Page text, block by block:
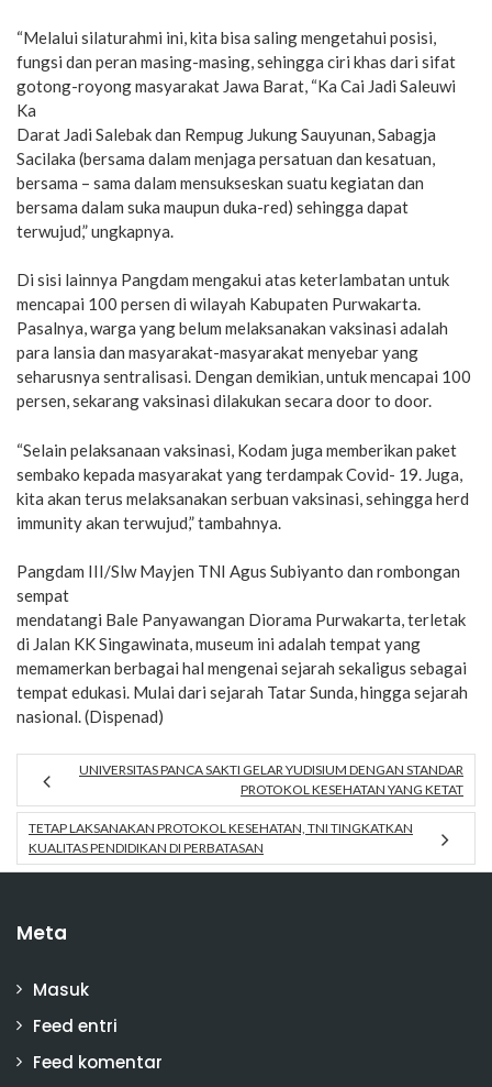
“Melalui silaturahmi ini, kita bisa saling mengetahui posisi,
fungsi dan peran masing-masing, sehingga ciri khas dari sifat
gotong-royong masyarakat Jawa Barat, “Ka Cai Jadi Saleuwi
Ka
Darat Jadi Salebak dan Rempug Jukung Sauyunan, Sabagja
Sacilaka (bersama dalam menjaga persatuan dan kesatuan,
bersama – sama dalam mensukseskan suatu kegiatan dan
bersama dalam suka maupun duka-red) sehingga dapat
terwujud,” ungkapnya.
Di sisi lainnya Pangdam mengakui atas keterlambatan untuk
mencapai 100 persen di wilayah Kabupaten Purwakarta.
Pasalnya, warga yang belum melaksanakan vaksinasi adalah
para lansia dan masyarakat-masyarakat menyebar yang
seharusnya sentralisasi. Dengan demikian, untuk mencapai 100
persen, sekarang vaksinasi dilakukan secara door to door.
“Selain pelaksanaan vaksinasi, Kodam juga memberikan paket
sembako kepada masyarakat yang terdampak Covid- 19. Juga,
kita akan terus melaksanakan serbuan vaksinasi, sehingga herd
immunity akan terwujud,” tambahnya.
Pangdam III/Slw Mayjen TNI Agus Subiyanto dan rombongan
sempat
mendatangi Bale Panyawangan Diorama Purwakarta, terletak
di Jalan KK Singawinata, museum ini adalah tempat yang
memamerkan berbagai hal mengenai sejarah sekaligus sebagai
tempat edukasi. Mulai dari sejarah Tatar Sunda, hingga sejarah
nasional. (Dispenad)
UNIVERSITAS PANCA SAKTI GELAR YUDISIUM DENGAN STANDAR
PROTOKOL KESEHATAN YANG KETAT
TETAP LAKSANAKAN PROTOKOL KESEHATAN, TNI TINGKATKAN
KUALITAS PENDIDIKAN DI PERBATASAN
Meta
Masuk
Feed entri
Feed komentar